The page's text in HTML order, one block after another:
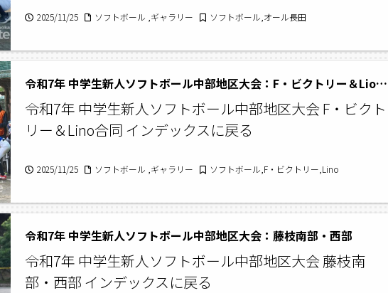
2025/11/25 ソフトボール ,ギャラリー ソフトボール,オール長田
令和7年 中学生新人ソフトボール中部地区大会：F・ビクトリー＆Lion合同
令和7年 中学生新人ソフトボール中部地区大会 F・ビクト
リー＆Lino合同 インデックスに戻る
2025/11/25 ソフトボール ,ギャラリー ソフトボール,F・ビクトリー,Lino
令和7年 中学生新人ソフトボール中部地区大会：藤枝南部・西部
令和7年 中学生新人ソフトボール中部地区大会 藤枝南
部・西部 インデックスに戻る